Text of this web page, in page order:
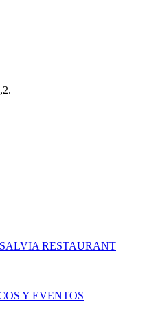
RESTAURANT
Y EVENTOS